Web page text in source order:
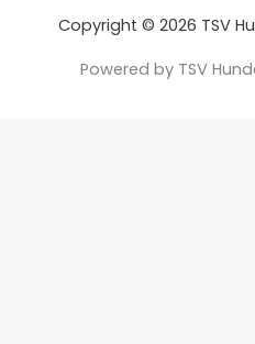
Copyright © 2026 TSV
Powered by TSV